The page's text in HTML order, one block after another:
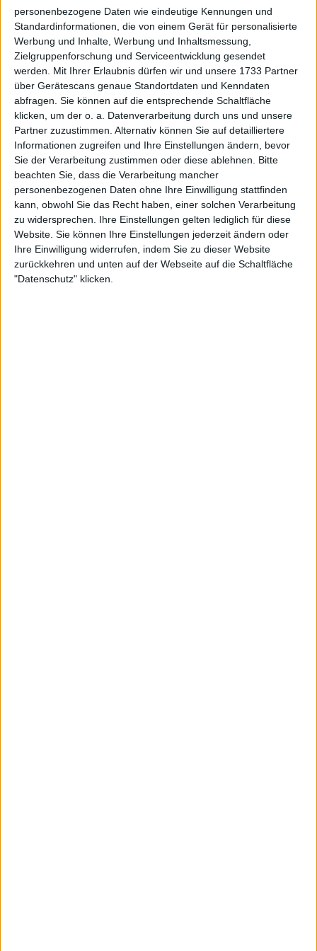
personenbezogene Daten wie eindeutige Kennungen und
Standardinformationen, die von einem Gerät für personalisierte
Werbung und Inhalte, Werbung und Inhaltsmessung,
Zielgruppenforschung und Serviceentwicklung gesendet
werden. Mit Ihrer Erlaubnis dürfen wir und unsere 1733 Partner
über Gerätescans genaue Standortdaten und Kenndaten
abfragen. Sie können auf die entsprechende Schaltfläche
klicken, um der o. a. Datenverarbeitung durch uns und unsere
Partner zuzustimmen. Alternativ können Sie auf detailliertere
Informationen zugreifen und Ihre Einstellungen ändern, bevor
Sie der Verarbeitung zustimmen oder diese ablehnen. Bitte
beachten Sie, dass die Verarbeitung mancher
personenbezogenen Daten ohne Ihre Einwilligung stattfinden
kann, obwohl Sie das Recht haben, einer solchen Verarbeitung
zu widersprechen. Ihre Einstellungen gelten lediglich für diese
Website. Sie können Ihre Einstellungen jederzeit ändern oder
Ihre Einwilligung widerrufen, indem Sie zu dieser Website
zurückkehren und unten auf der Webseite auf die Schaltfläche
"Datenschutz" klicken.
immer wieder zu sagen, dass er nichts falsch
gemacht hat. Was auch immer passiert, er sollte den
Kopf hochhalten, weil er nichts falsch gemacht hat,
und wir sollten schauen, was wir mit seinem Team in
dieser Zeit erreichen können. Es war nicht ohne
Stress, es gab eine Menge Stress. Schon vor dem
Finale habe ich ihm gesagt, dass die Art und Weise,
wie er sich in den letzten Wochen verhalten hat, von
Ehrlichkeit und Belastbarkeit zeugt, er muss sehr
stolz auf sich sein."
Weiterlesen
ATP - $6.000.000 Preisgeld für
den Sieger des Saudi Six Kings
Slam 2024 mit Djokovic, Nadal,
Alcaraz und Sinner